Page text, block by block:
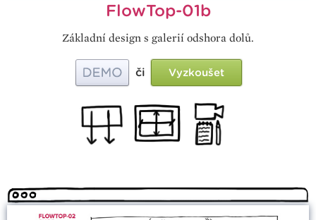
FlowTop-01b
Základní design s galerií odshora dolů.
Vyzkoušet
či